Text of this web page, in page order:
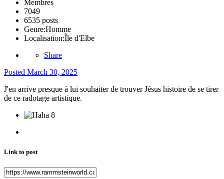
Membres
7049
6535 posts
Genre:Homme
Localisation:Île d'Elbe
Share
Posted March 30, 2025
J'en arrive presque à lui souhaiter de trouver Jésus histoire de se tirer
de ce radotage artistique.
8
Link to post